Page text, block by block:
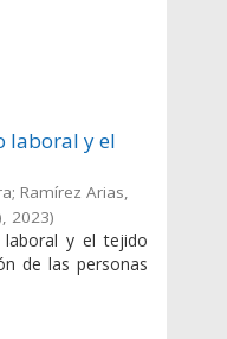
laboral y el
Ramírez Arias,
, 2023)
y el tejido
de las personas